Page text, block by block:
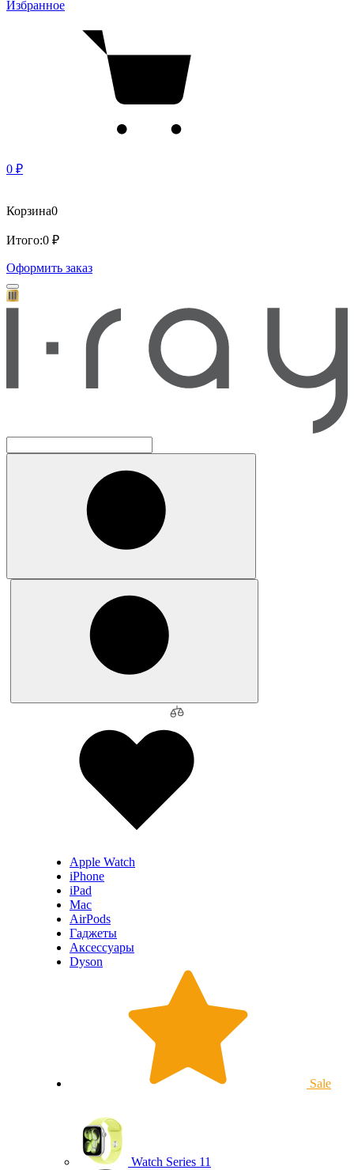
Избранное
0 ₽
Корзина0
Итого:0 ₽
Оформить заказ
Apple Watch
iPhone
iPad
Mac
AirPods
Гаджеты
Аксессуары
Dyson
Sale
Watch Series 11